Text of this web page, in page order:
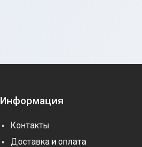
Информация
Контакты
Доставка и оплата